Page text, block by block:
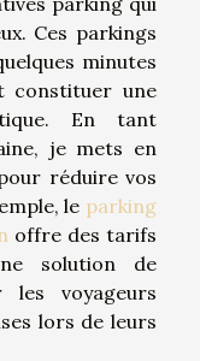
Ces parkings
minutes
constituer une
En tant
je mets en
réduire vos
le parking
offre des tarifs
solution de
les voyageurs
lors de leurs